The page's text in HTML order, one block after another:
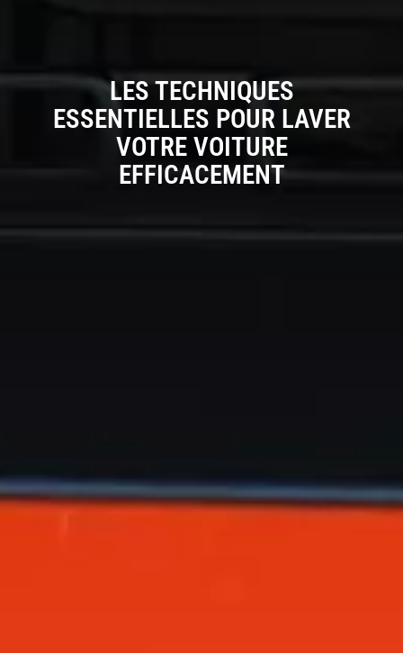
LES TECHNIQUES
ESSENTIELLES POUR LAVER
VOTRE VOITURE
EFFICACEMENT